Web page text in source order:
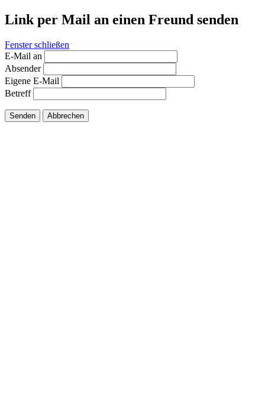
Link per Mail an einen Freund senden
Fenster schließen
E-Mail an
Absender
Eigene E-Mail
Betreff
Senden Abbrechen